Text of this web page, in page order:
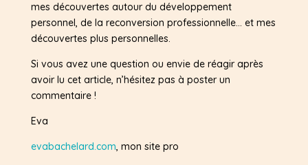
mes découvertes autour du développement
personnel, de la reconversion professionnelle… et mes
découvertes plus personnelles.
Si vous avez une question ou envie de réagir après
avoir lu cet article, n’hésitez pas à poster un
commentaire !
Eva
evabachelard.com, mon site pro